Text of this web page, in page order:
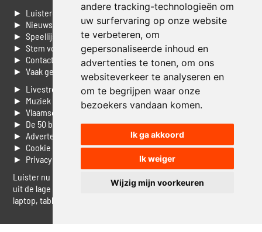
andere tracking-technologieën om
uw surfervaring op onze website
te verbeteren, om
gepersonaliseerde inhoud en
advertenties te tonen, om ons
websiteverkeer te analyseren en
om te begrijpen waar onze
bezoekers vandaan komen.
Ik ga akkoord
Ik weiger
Wijzig mijn voorkeuren
► Luisteren naar Jouwradio
► Nieuws
► Speellijst
► Stem voor de Dag top 3
► Contacteer ons
► Vaak gestelde vragen
► Livestream informatie
► Muziek opzoeken
► Vlaamse 100 Aller tijden
► De 50 beste van...
► Adverteren op Jouwradio
► Cookie voorkeuren wijzigen
► Privacyinformatie
Luister nu naar Jouwradio! De beste Nederlandstalige muziek
uit de lage landen hoor je hier al 20 jaar. In digitale kwaliteit op je
laptop, tablet of smartphone.